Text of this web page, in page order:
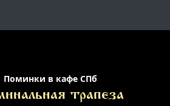
Поминки в кафе СПб
трапеза